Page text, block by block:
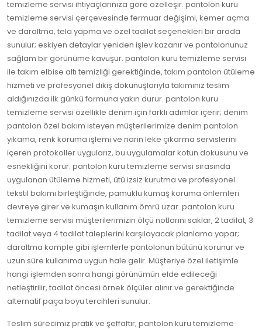
temizleme servisi ihtiyaçlarınıza göre özelleşir. pantolon kuru
temizleme servisi çerçevesinde fermuar değişimi, kemer açma
ve daraltma, tela yapma ve özel tadilat seçenekleri bir arada
sunulur; eskiyen detaylar yeniden işlev kazanır ve pantolonunuz
sağlam bir görünüme kavuşur. pantolon kuru temizleme servisi
ile takım elbise altı temizliği gerektiğinde, takım pantolon ütüleme
hizmeti ve profesyonel dikiş dokunuşlarıyla takımınız teslim
aldığınızda ilk günkü formuna yakın durur. pantolon kuru
temizleme servisi özellikle denim için farklı adımlar içerir; denim
pantolon özel bakım isteyen müşterilerimize denim pantolon
yıkama, renk koruma işlemi ve narin leke çıkarma servislerini
içeren protokoller uygularız, bu uygulamalar kotun dokusunu ve
esnekliğini korur. pantolon kuru temizleme servisi sırasında
uygulanan ütüleme hizmeti, ütü izsiz kurutma ve profesyonel
tekstil bakımı birleştiğinde, pamuklu kumaş koruma önlemleri
devreye girer ve kumaşın kullanım ömrü uzar. pantolon kuru
temizleme servisi müşterilerimizin ölçü notlarını saklar, 2 tadilat, 3
tadilat veya 4 tadilat taleplerini karşılayacak planlama yapar;
daraltma komple gibi işlemlerle pantolonun bütünü korunur ve
uzun süre kullanıma uygun hale gelir. Müşteriye özel iletişimle
hangi işlemden sonra hangi görünümün elde edileceği
netleştirilir, tadilat öncesi örnek ölçüler alınır ve gerektiğinde
alternatif paça boyu tercihleri sunulur.
Teslim sürecimiz pratik ve şeffaftır; pantolon kuru temizleme